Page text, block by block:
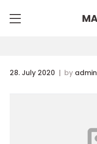
28. July 2020 by admin